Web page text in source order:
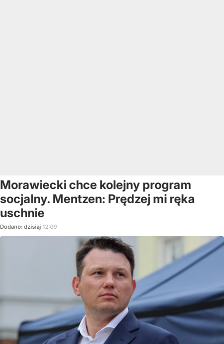
Morawiecki chce kolejny program
socjalny. Mentzen: Prędzej mi ręka
uschnie
Dodano: dzisiaj 12:09